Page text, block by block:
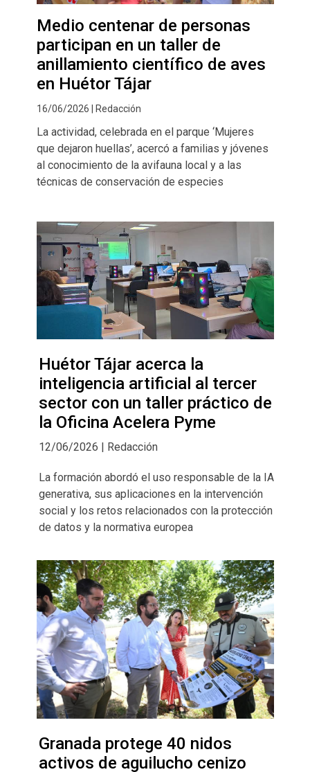
Medio centenar de personas
participan en un taller de
anillamiento científico de aves
en Huétor Tájar
16/06/2026 | Redacción
La actividad, celebrada en el parque ‘Mujeres
que dejaron huellas’, acercó a familias y jóvenes
al conocimiento de la avifauna local y a las
técnicas de conservación de especies
Huétor Tájar acerca la
inteligencia artificial al tercer
sector con un taller práctico de
la Oficina Acelera Pyme
12/06/2026 | Redacción
La formación abordó el uso responsable de la IA
generativa, sus aplicaciones en la intervención
social y los retos relacionados con la protección
de datos y la normativa europea
Granada protege 40 nidos
activos de aguilucho cenizo